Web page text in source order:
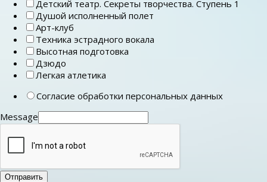
Детский театр. Секреты творчества. Ступень 1
Душой исполненный полет
Арт-клуб
Техника эстрадного вокала
Высотная подготовка
Дзюдо
Легкая атлетика
Согласие обработки персональных данных
Message
Отправить